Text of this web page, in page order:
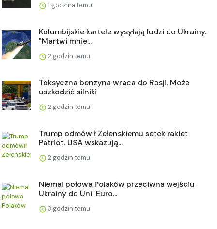
1 godzina temu
Kolumbijskie kartele wysyłają ludzi do Ukrainy.
"Martwi mnie...
2 godzin temu
Toksyczna benzyna wraca do Rosji. Może
uszkodzić silniki
2 godzin temu
Trump odmówił Zełenskiemu setek rakiet
Patriot. USA wskazują...
2 godzin temu
Niemal połowa Polaków przeciwna wejściu
Ukrainy do Unii Euro...
3 godzin temu